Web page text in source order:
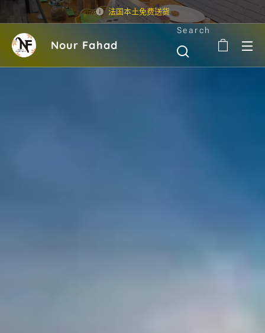
法国本土免费送货
Nour Fahad
Search